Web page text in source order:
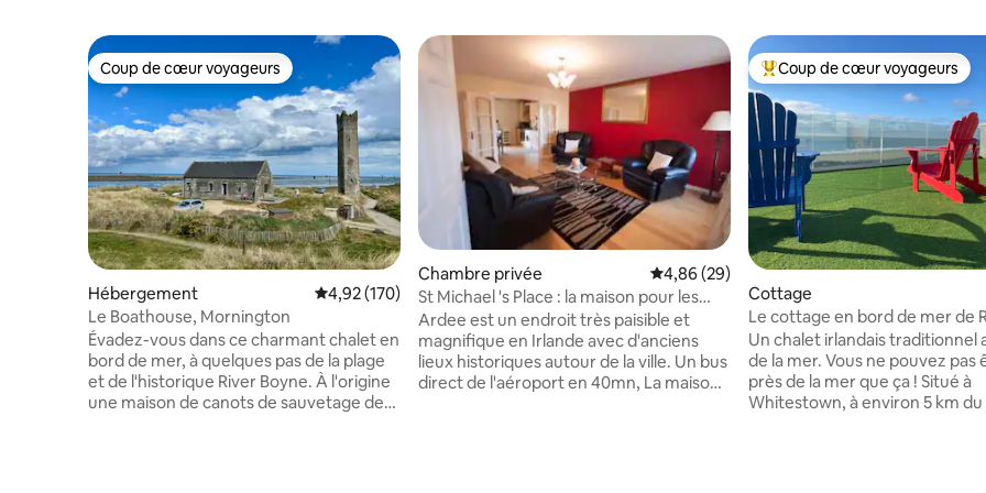
Coup de cœur voyageurs
Coup de cœur voyageurs
Hébergement Évaluation moyenne sur la base de 170 commentaires : 4,92 sur 5
4,92 (170)
Le Boathouse, Mornington
Évadez-vous dans ce charmant chalet en
bord de mer, à quelques pas de la plage
et de l'historique River Boyne. À l'origine
une maison de canots de sauvetage des
Chambre privée Évaluation moyenne sur la base de 29
4,86 (29)
St Michael 's Place : la maison pour les
invités.
Ardee est un endroit très paisible et
magnifique en Irlande avec d'anciens
lieux historiques autour de la ville. Un bus
direct de l'aéroport en 40mn, La maison
Coups de cœur voyageurs les
Coup de cœur voyageurs
Cottage
Le cottage en bord de mer de
Un chalet irlandais traditionnel
de la mer. Vous ne pouvez pas
près de la mer que ça ! Situé à
Whitestown, à environ 5 km du